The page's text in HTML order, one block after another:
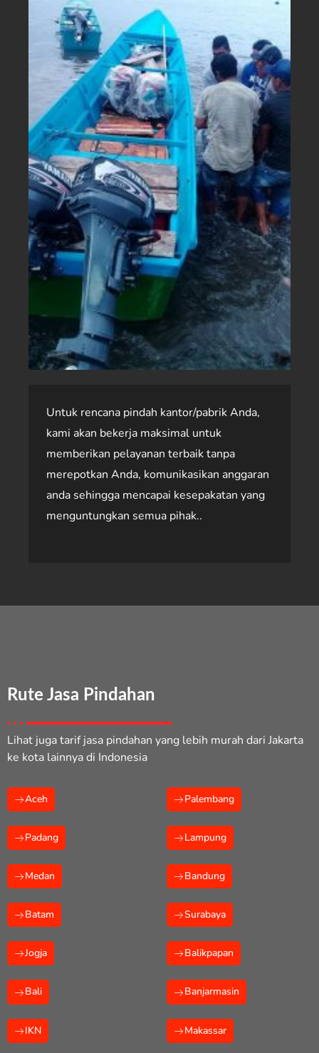
Untuk rencana pindah kantor/pabrik Anda,
kami akan bekerja maksimal untuk
memberikan pelayanan terbaik tanpa
merepotkan Anda, komunikasikan anggaran
anda sehingga mencapai kesepakatan yang
menguntungkan semua pihak..
Rute Jasa Pindahan
Lihat juga tarif jasa pindahan yang lebih murah dari Jakarta
ke kota lainnya di Indonesia
Aceh
Padang
Medan
Batam
Palembang
Lampung
Bandung
Surabaya
Jogja
Bali
IKN
Balikpapan
Banjarmasin
Makassar